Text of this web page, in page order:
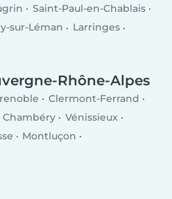
Saint-Paul-en-Chablais
sur-Léman
Larringes
Rhône-Alpes
Clermont-Ferrand
Chambéry
Vénissieux
Montluçon